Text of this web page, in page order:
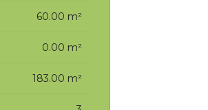
60.00 m²
0.00 m²
183.00 m²